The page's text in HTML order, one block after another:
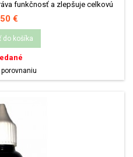
funkčnosť a zlepšuje celkovú
a prispieva k normálnej tvorbe
regenerácii a ochrane kĺbov, ale
a chondroitín sú základné
kĺbových...
€
do košíka
porovnaniu